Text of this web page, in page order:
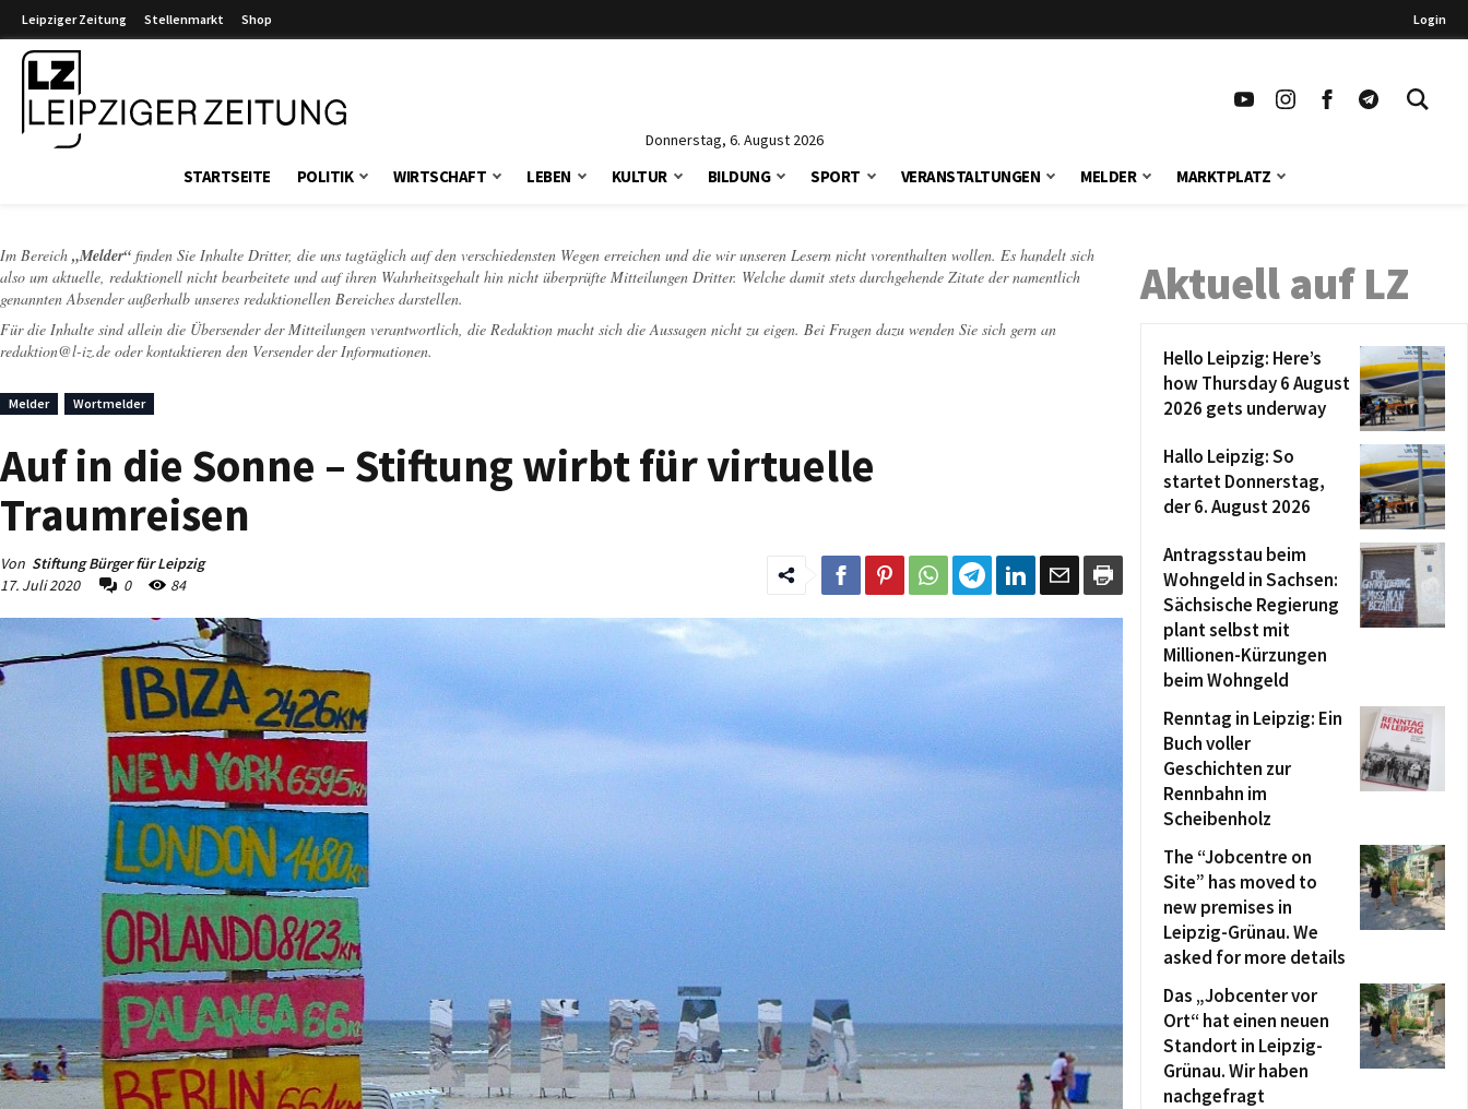
Leipziger Zeitung Stellenmarkt Shop Login
Donnerstag, 6. August 2026
STARTSEITE POLITIK WIRTSCHAFT LEBEN KULTUR BILDUNG SPORT VERANSTALTUNGEN MELDER MARKTPLATZ
Im Bereich „Melder“ finden Sie Inhalte Dritter, die uns tagtäglich auf den verschiedensten Wegen erreichen und die wir unseren Lesern nicht vorenthalten wollen. Es handelt sich
also um aktuelle, redaktionell nicht bearbeitete und auf ihren Wahrheitsgehalt hin nicht überprüfte Mitteilungen Dritter. Welche damit stets durchgehende Zitate der namentlich
genannten Absender außerhalb unseres redaktionellen Bereiches darstellen.
Für die Inhalte sind allein die Übersender der Mitteilungen verantwortlich, die Redaktion macht sich die Aussagen nicht zu eigen. Bei Fragen dazu wenden Sie sich gern an
redaktion@l-iz.de oder kontaktieren den Versender der Informationen.
Melder Wortmelder
Auf in die Sonne – Stiftung wirbt für virtuelle
Traumreisen
Von Stiftung Bürger für Leipzig
17. Juli 2020
0 84
Aktuell auf LZ
Hello Leipzig: Here’s
how Thursday 6 August
2026 gets underway
Hallo Leipzig: So
startet Donnerstag,
der 6. August 2026
Antragsstau beim
Wohngeld in Sachsen:
Sächsische Regierung
plant selbst mit
Millionen-Kürzungen
beim Wohngeld
Renntag in Leipzig: Ein
Buch voller
Geschichten zur
Rennbahn im
Scheibenholz
The “Jobcentre on
Site” has moved to
new premises in
Leipzig-Grünau. We
asked for more details
Das „Jobcenter vor
Ort“ hat einen neuen
Standort in Leipzig-
Grünau. Wir haben
nachgefragt